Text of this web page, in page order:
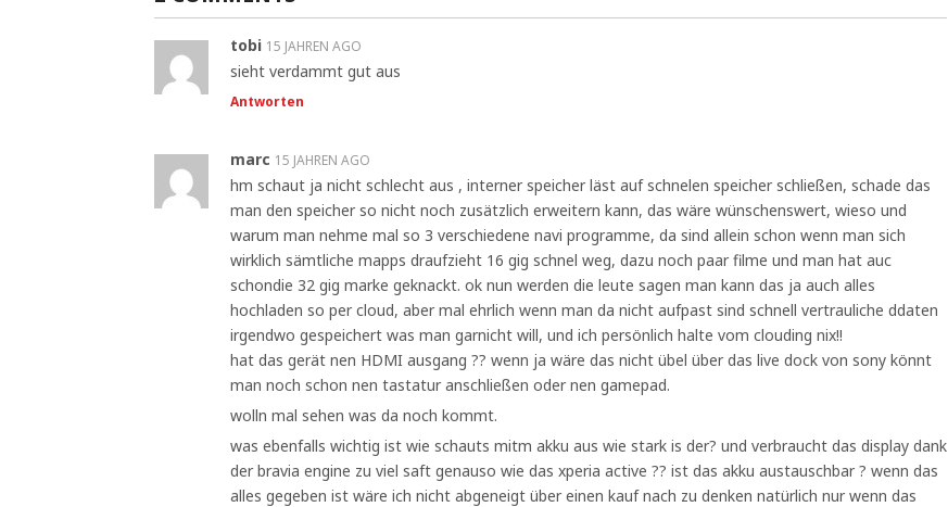
tobi 15 JAHREN AGO
sieht verdammt gut aus
Antworten
marc 15 JAHREN AGO
hm schaut ja nicht schlecht aus , interner speicher läst auf schnelen speicher schließen, schade das
man den speicher so nicht noch zusätzlich erweitern kann, das wäre wünschenswert, wieso und
warum man nehme mal so 3 verschiedene navi programme, da sind allein schon wenn man sich
wirklich sämtliche mapps draufzieht 16 gig schnel weg, dazu noch paar filme und man hat auc
schondie 32 gig marke geknackt. ok nun werden die leute sagen man kann das ja auch alles
hochladen so per cloud, aber mal ehrlich wenn man da nicht aufpast sind schnell vertrauliche ddaten
irgendwo gespeichert was man garnicht will, und ich persönlich halte vom clouding nix!!
hat das gerät nen HDMI ausgang ?? wenn ja wäre das nicht übel über das live dock von sony könnt
man noch schon nen tastatur anschließen oder nen gamepad.
wolln mal sehen was da noch kommt.
was ebenfalls wichtig ist wie schauts mitm akku aus wie stark is der? und verbraucht das display dank
der bravia engine zu viel saft genauso wie das xperia active ?? ist das akku austauschbar ? wenn das
alles gegeben ist wäre ich nicht abgeneigt über einen kauf nach zu denken natürlich nur wenn das